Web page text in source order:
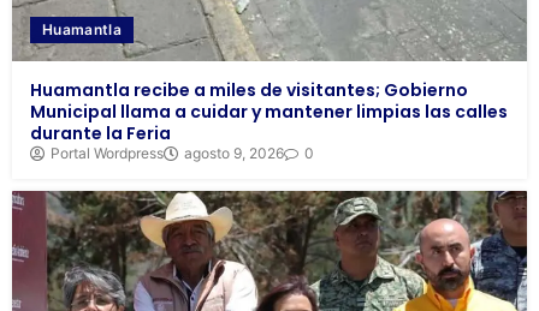
Huamantla
Huamantla recibe a miles de visitantes; Gobierno
Municipal llama a cuidar y mantener limpias las calles
durante la Feria
Portal Wordpress agosto 9, 2026 0